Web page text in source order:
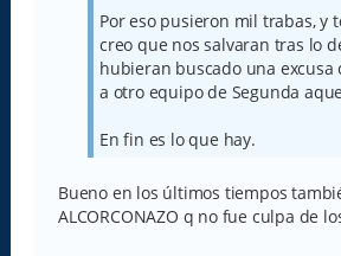
Por eso pusieron mil trabas, y
creo que nos salvaran tras lo
hubieran buscado una excusa
a otro equipo de Segunda
En fin es lo que hay.
Bueno en los últimos tiempos
ALCORCONAZO q no fue culpa de